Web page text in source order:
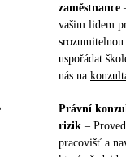
zaměstnance
vašim lidem
uspořádat
nás na
Právní
rizik –
pracovišť a